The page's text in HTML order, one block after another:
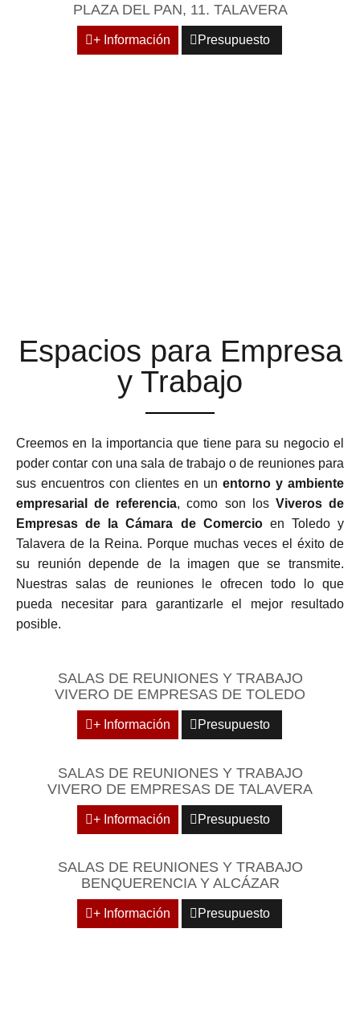
PLAZA DEL PAN, 11. TALAVERA
+ Información Presupuesto
Espacios para Empresa
y Trabajo
Creemos en la importancia que tiene para su negocio el
poder contar con una sala de trabajo o de reuniones para
sus encuentros con clientes en un entorno y ambiente
empresarial de referencia, como son los Viveros de
Empresas de la Cámara de Comercioen Toledo y
Talavera de la Reina. Porque muchas veces el éxito de
su reunión depende de la imagen que se transmite.
Nuestras salas de reuniones le ofrecen todo lo que
pueda necesitar para garantizarle el mejor resultado
posible.
SALAS DE REUNIONES Y TRABAJO
VIVERO DE EMPRESAS DE TOLEDO
+ Información Presupuesto
SALAS DE REUNIONES Y TRABAJO
VIVERO DE EMPRESAS DE TALAVERA
+ Información Presupuesto
SALAS DE REUNIONES Y TRABAJO
BENQUERENCIA Y ALCÁZAR
+ Información Presupuesto